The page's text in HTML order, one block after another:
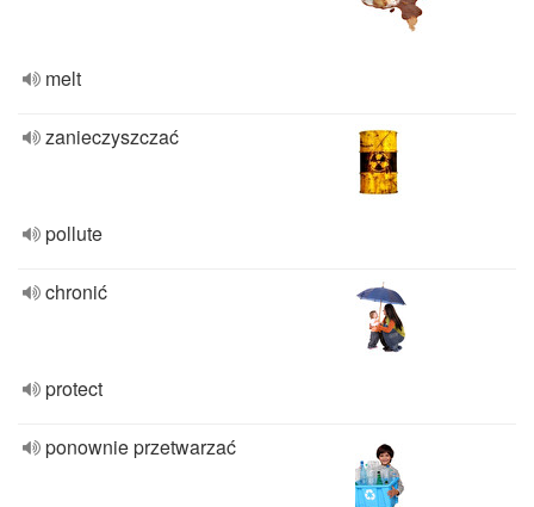
melt
zanieczyszczać
pollute
chronić
protect
ponownie przetwarzać